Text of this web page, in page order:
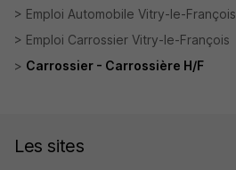
Emploi Automobile Vitry-le-François
Emploi Carrossier Vitry-le-François
Carrossier - Carrossière H/F
Les sites